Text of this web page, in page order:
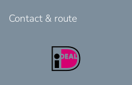
Contact & route